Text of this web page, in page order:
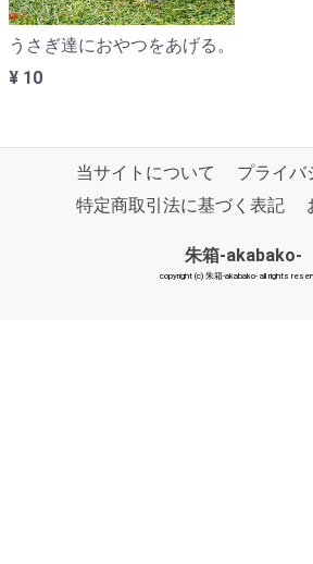
うさぎ達におやつをあげる。
¥ 10
当サイトについて
プライバ
特定商取引法に基づく表記
朱箱-akabako-
copyright (c) 朱箱-akabako- all rights